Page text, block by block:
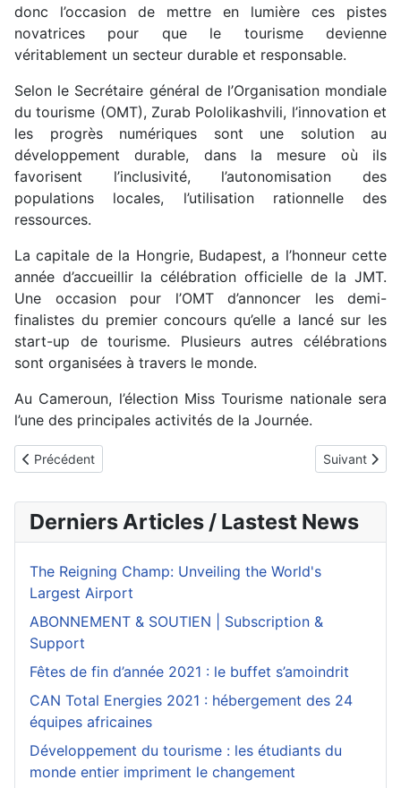
donc l’occasion de mettre en lumière ces pistes
novatrices pour que le tourisme devienne
véritablement un secteur durable et responsable.
Selon le Secrétaire général de l’Organisation mondiale
du tourisme (OMT), Zurab Pololikashvili, l’innovation et
les progrès numériques sont une solution au
développement durable, dans la mesure où ils
favorisent l’inclusivité, l’autonomisation des
populations locales, l’utilisation rationnelle des
ressources.
La capitale de la Hongrie, Budapest, a l’honneur cette
année d’accueillir la célébration officielle de la JMT.
Une occasion pour l’OMT d’annoncer les demi-
finalistes du premier concours qu’elle a lancé sur les
start-up de tourisme. Plusieurs autres célébrations
sont organisées à travers le monde.
Au Cameroun, l’élection Miss Tourisme nationale sera
l’une des principales activités de la Journée.
Article précédent : Octroi de microfinancements non
Précédent Article
Suivant
Derniers Articles / Lastest News
The Reigning Champ: Unveiling the World's
Largest Airport
ABONNEMENT & SOUTIEN | Subscription &
Support
Fêtes de fin d’année 2021 : le buffet s’amoindrit
CAN Total Energies 2021 : hébergement des 24
équipes africaines
Développement du tourisme : les étudiants du
monde entier impriment le changement